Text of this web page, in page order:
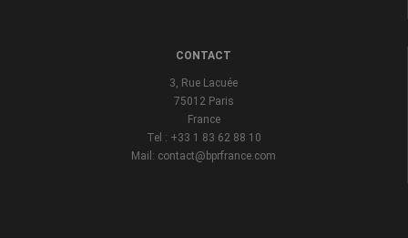
CONTACT
3, Rue Lacuée
75012 Paris
France
Tel : +33 1 83 62 88 10
Mail: contact@bprfrance.com